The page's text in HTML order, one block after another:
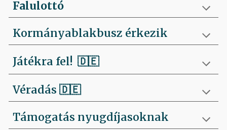
Falulottó
Kormányablakbusz érkezik
Játékra fel!🇩🇪
Véradás🇩🇪
Támogatás nyugdíjasoknak